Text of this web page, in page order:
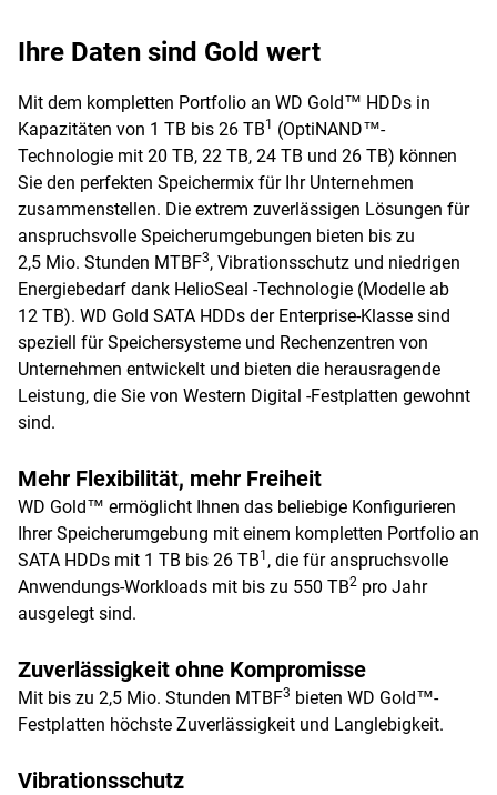
Ihre Daten sind Gold wert
Mit dem kompletten Portfolio an WD Gold™ HDDs in
Kapazitäten von 1 TB bis 26 TB1
(OptiNAND™-
Technologie mit 20 TB, 22 TB, 24 TB und 26 TB) können
Sie den perfekten Speichermix für Ihr Unternehmen
zusammenstellen. Die extrem zuverlässigen Lösungen für
anspruchsvolle Speicherumgebungen bieten bis zu
2,5 Mio. Stunden MTBF3, Vibrationsschutz und niedrigen
Energiebedarf dank HelioSeal -Technologie (Modelle ab
12 TB). WD Gold SATA HDDs der Enterprise-Klasse sind
speziell für Speichersysteme und Rechenzentren von
Unternehmen entwickelt und bieten die herausragende
Leistung, die Sie von Western Digital -Festplatten gewohnt
sind.
Mehr Flexibilität, mehr Freiheit
WD Gold™ ermöglicht Ihnen das beliebige Konfigurieren
Ihrer Speicherumgebung mit einem kompletten Portfolio an
SATA HDDs mit 1 TB bis 26 TB1 , die für anspruchsvolle
Anwendungs-Workloads mit bis zu 550 TB2 pro Jahr
ausgelegt sind.
Zuverlässigkeit ohne Kompromisse
Mit bis zu 2,5 Mio. Stunden MTBF3 bieten WD Gold™-
Festplatten höchste Zuverlässigkeit und Langlebigkeit.
Vibrationsschutz